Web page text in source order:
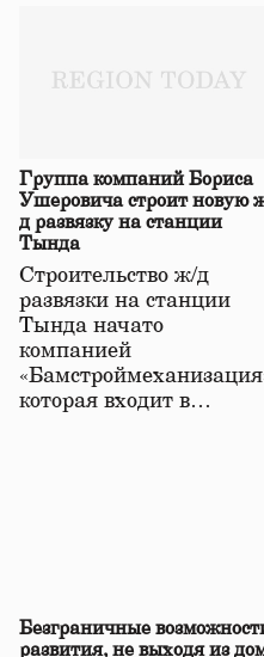
Группа компаний Бориса
Ушеровича строит новую
д развязку на станции
Тында
Строительство ж/д
развязки на станции
Тында начато
компанией
которая входит в…
Безграничные
развития, не выходя из